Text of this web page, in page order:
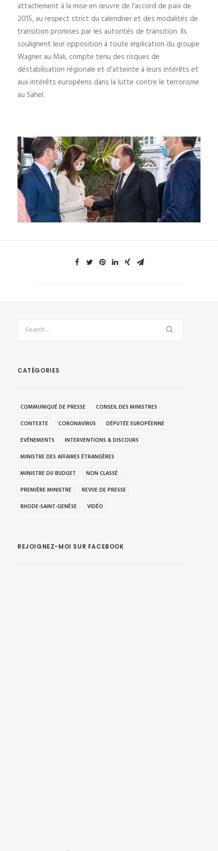
attachement à la mise en œuvre de l’accord de paix de
2015, au respect strict du calendrier et des modalités de
transition promises par les autorités de transition. Ils
soulignent leur opposition à toute implication du groupe
Wagner au Mali, compte tenu des risques de
déstabilisation régionale et d’atteinte à leurs intérêts et
aux intérêts européens dans la lutte contre le terrorisme
au Sahel.
CATÉGORIES
COMMUNIQUÉ DE PRESSE
CONSEIL DES MINISTRES
CONTEXTE
CORONAVIRUS
DÉPUTÉE EUROPÉENNE
EVÉNEMENTS
INTERVENTIONS & DISCOURS
MINISTRE DES AFFAIRES ÉTRANGÈRES
MINISTRE DU BUDGET
NON CLASSÉ
PREMIÈRE MINISTRE
REVUE DE PRESSE
RHODE-SAINT-GENÈSE
VIDÉO
REJOIGNEZ-MOI SUR FACEBOOK